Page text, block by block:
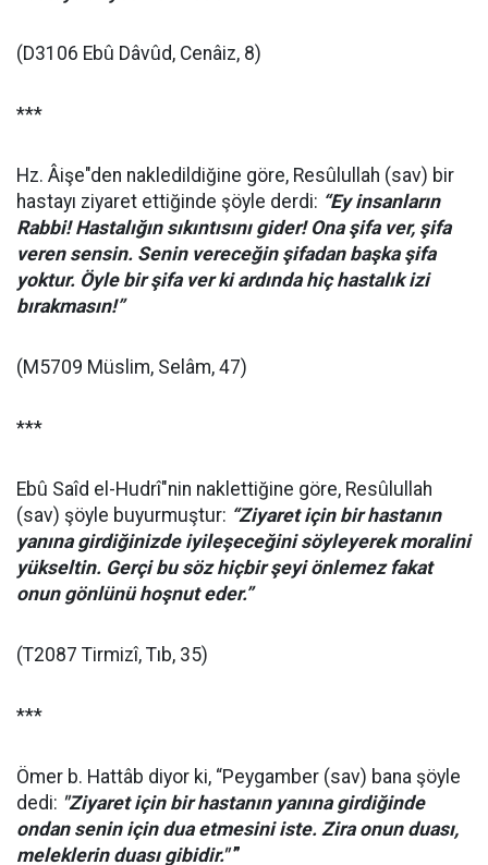
(D3106 Ebû Dâvûd, Cenâiz, 8)
***
Hz. Âişe"den nakledildiğine göre, Resûlullah (sav) bir
hastayı ziyaret ettiğinde şöyle derdi: “Ey insanların
Rabbi! Hastalığın sıkıntısını gider! Ona şifa ver, şifa
veren sensin. Senin vereceğin şifadan başka şifa
yoktur. Öyle bir şifa ver ki ardında hiç hastalık izi
bırakmasın!”
(M5709 Müslim, Selâm, 47)
***
Ebû Saîd el-Hudrî"nin naklettiğine göre, Resûlullah
(sav) şöyle buyurmuştur: “Ziyaret için bir hastanın
yanına girdiğinizde iyileşeceğini söyleyerek moralini
yükseltin. Gerçi bu söz hiçbir şeyi önlemez fakat
onun gönlünü hoşnut eder.”
(T2087 Tirmizî, Tıb, 35)
***
Ömer b. Hattâb diyor ki, “Peygamber (sav) bana şöyle
dedi: "Ziyaret için bir hastanın yanına girdiğinde
ondan senin için dua etmesini iste. Zira onun duası,
meleklerin duası gibidir."”